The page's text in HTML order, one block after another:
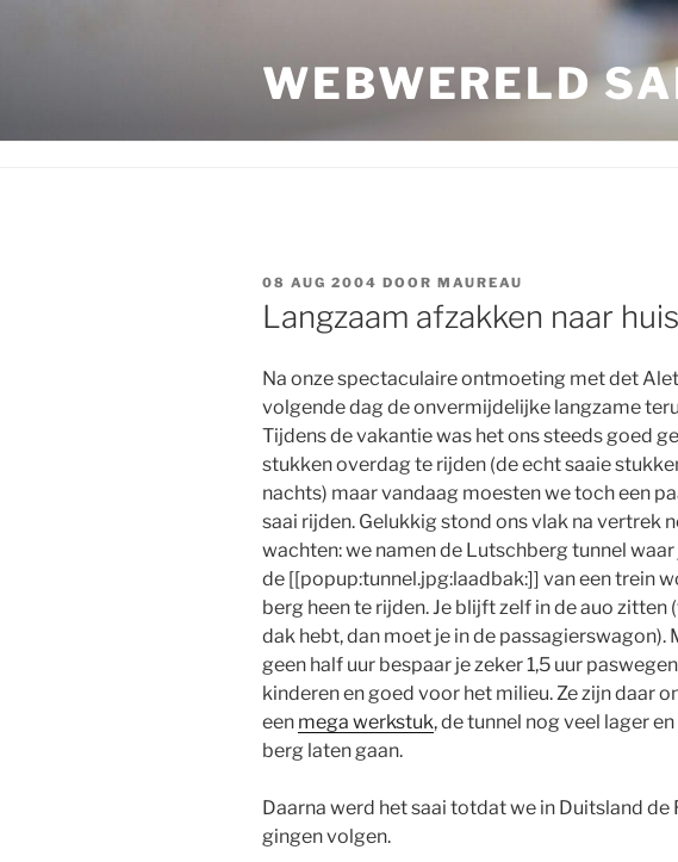
WEBWERELD
GEPLAATST
OP
08 AUG 2004 DOOR MAUREAU
Langzaam afzakken naar huis
Na onze spectaculaire ontmoeting met det
volgende dag de onvermijdelijke langzame
Tijdens de vakantie was het ons steeds goed
stukken overdag te rijden (de echt saaie
nachts) maar vandaag moesten we toch een
saai rijden. Gelukkig stond ons vlak na vertrek
wachten: we namen de Lutschberg tunnel
de [[popup:tunnel.jpg:laadbak:]] van een trein
berg heen te rijden. Je blijft zelf in de auo zitten
dak hebt, dan moet je in de passagierswagon).
geen half uur bespaar je zeker 1,5 uur
kinderen en goed voor het milieu. Ze zijn daar
een mega werkstuk, de tunnel nog veel lager
berg laten gaan.
Daarna werd het saai totdat we in Duitsland
gingen volgen.